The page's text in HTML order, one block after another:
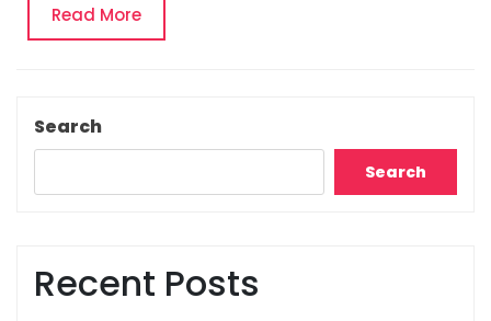
Read MoreRead
More
Search
Search
Recent Posts